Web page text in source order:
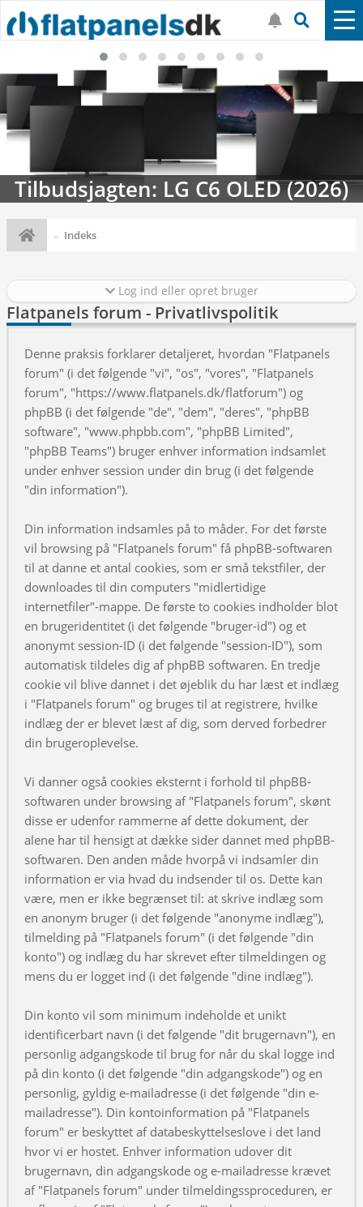
Tilbudsjagten: LG C6 OLED (2026)
Indeks
Log ind eller opret bruger
Flatpanels forum - Privatlivspolitik
Denne praksis forklarer detaljeret, hvordan "Flatpanels
forum" (i det følgende "vi", "os", "vores", "Flatpanels
forum", "https://www.flatpanels.dk/flatforum") og
phpBB (i det følgende "de", "dem", "deres", "phpBB
software", "www.phpbb.com", "phpBB Limited",
"phpBB Teams") bruger enhver information indsamlet
under enhver session under din brug (i det følgende
"din information").
Din information indsamles på to måder. For det første
vil browsing på "Flatpanels forum" få phpBB-softwaren
til at danne et antal cookies, som er små tekstfiler, der
downloades til din computers "midlertidige
internetfiler"-mappe. De første to cookies indholder blot
en brugeridentitet (i det følgende "bruger-id") og et
anonymt session-ID (i det følgende "session-ID"), som
automatisk tildeles dig af phpBB softwaren. En tredje
cookie vil blive dannet i det øjeblik du har læst et indlæg
i "Flatpanels forum" og bruges til at registrere, hvilke
indlæg der er blevet læst af dig, som derved forbedrer
din brugeroplevelse.
Vi danner også cookies eksternt i forhold til phpBB-
softwaren under browsing af "Flatpanels forum", skønt
disse er udenfor rammerne af dette dokument, der
alene har til hensigt at dække sider dannet med phpBB-
softwaren. Den anden måde hvorpå vi indsamler din
information er via hvad du indsender til os. Dette kan
være, men er ikke begrænset til: at skrive indlæg som
en anonym bruger (i det følgende "anonyme indlæg"),
tilmelding på "Flatpanels forum" (i det følgende "din
konto") og indlæg du har skrevet efter tilmeldingen og
mens du er logget ind (i det følgende "dine indlæg").
Din konto vil som minimum indeholde et unikt
identificerbart navn (i det følgende "dit brugernavn"), en
personlig adgangskode til brug for når du skal logge ind
på din konto (i det følgende "din adgangskode") og en
personlig, gyldig e-mailadresse (i det følgende "din e-
mailadresse"). Din kontoinformation på "Flatpanels
forum" er beskyttet af databeskyttelseslove i det land
hvor vi er hostet. Enhver information udover dit
brugernavn, din adgangskode og e-mailadresse krævet
af "Flatpanels forum" under tilmeldingssproceduren, er